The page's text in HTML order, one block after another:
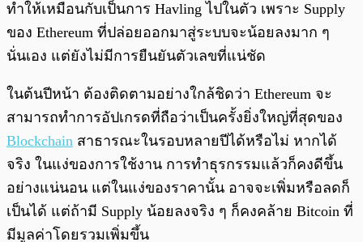
ทำให้เหมือนกับเป็นการ Havling ไปในตัว เพราะ Supply
ของ Ethereum ที่ปล่อยออกมาสู่ระบบจะน้อยลงมาก ๆ
นั่นเอง แต่ยังไม่มีการยืนยันตัวเลขที่แน่ชัด
ในต้นปีหน้า ต้องติดตามอย่างใกล้ชิดว่า Ethereum จะ
สามารถทำการอัปเกรดที่ถือว่าเป็นครั้งยิ่งใหญ่ที่สุดของ
Blockchain สาธารณะในรอบหลายปีได้หรือไม่ หากได้
จริง ในแง่ของการใช้งาน การทำธุรกรรมแล้วก็คงดีขึ้น
อย่างแน่นอน แต่ในแง่ของราคานั้น อาจจะเพิ่มหรือลดก็
เป็นได้ แต่ถ้ามี Supply น้อยลงจริง ๆ ก็คงคล้าย Bitcoin ที่
มีมูลค่าโดยรวมเพิ่มขึ้น